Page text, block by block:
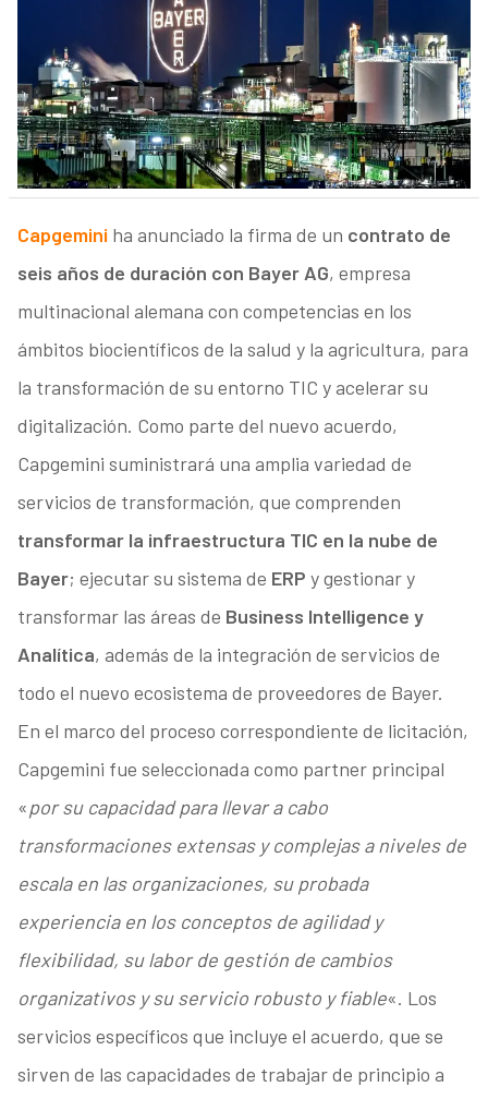
Capgeminiha anunciado la firma de un contrato de
seis años de duración con Bayer AG, empresa
multinacional alemana con competencias en los
ámbitos biocientíficos de la salud y la agricultura, para
la transformación de su entorno TIC y acelerar su
digitalización. Como parte del nuevo acuerdo,
Capgemini suministrará una amplia variedad de
servicios de transformación, que comprenden
transformar la infraestructura TIC en la nube de
Bayer; ejecutar su sistema de ERP y gestionar y
transformar las áreas de Business Intelligence y
Analítica, además de la integración de servicios de
todo el nuevo ecosistema de proveedores de Bayer.
En el marco del proceso correspondiente de licitación,
Capgemini fue seleccionada como partner principal
«por su capacidad para llevar a cabo
transformaciones extensas y complejas a niveles de
escala en las organizaciones, su probada
experiencia en los conceptos de agilidad y
flexibilidad, su labor de gestión de cambios
organizativos y su servicio robusto y fiable«. Los
servicios específicos que incluye el acuerdo, que se
sirven de las capacidades de trabajar de principio a